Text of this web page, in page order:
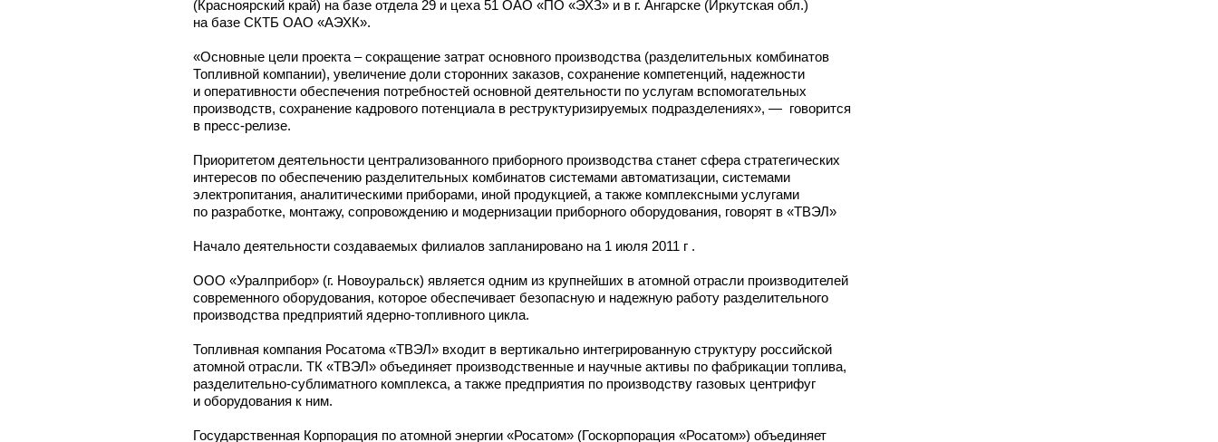
(Красноярский край) на базе отдела 29 и цеха 51 ОАО «ПО «ЭХЗ» и в г. Ангарске (Иркутская обл.)
на базе СКТБ ОАО «АЭХК».
«Основные цели проекта – сокращение затрат основного производства (разделительных комбинатов
Топливной компании), увеличение доли сторонних заказов, сохранение компетенций, надежности
и оперативности обеспечения потребностей основной деятельности по услугам вспомогательных
производств, сохранение кадрового потенциала в реструктуризируемых подразделениях», — говорится
в пресс-релизе.
Приоритетом деятельности централизованного приборного производства станет сфера стратегических
интересов по обеспечению разделительных комбинатов системами автоматизации, системами
электропитания, аналитическими приборами, иной продукцией, а также комплексными услугами
по разработке, монтажу, сопровождению и модернизации приборного оборудования, говорят в «ТВЭЛ»
Начало деятельности создаваемых филиалов запланировано на 1 июля 2011 г .
ООО «Уралприбор» (г. Новоуральск) является одним из крупнейших в атомной отрасли производителей
современного оборудования, которое обеспечивает безопасную и надежную работу разделительного
производства предприятий ядерно-топливного цикла.
Топливная компания Росатома «ТВЭЛ» входит в вертикально интегрированную структуру российской
атомной отрасли. ТК «ТВЭЛ» объединяет производственные и научные активы по фабрикации топлива,
разделительно-сублиматного комплекса, а также предприятия по производству газовых центрифуг
и оборудования к ним.
Государственная Корпорация по атомной энергии «Росатом» (Госкорпорация «Росатом») объединяет